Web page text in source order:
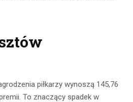
piłkarzy wynoszą 145,76
To znaczący spadek w